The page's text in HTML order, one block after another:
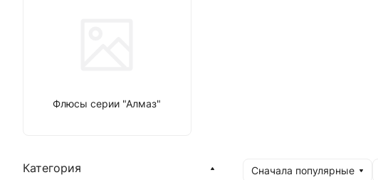
Флюсы серии "Алмаз"
Сначала популярные
Категория